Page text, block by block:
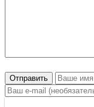
Отправить